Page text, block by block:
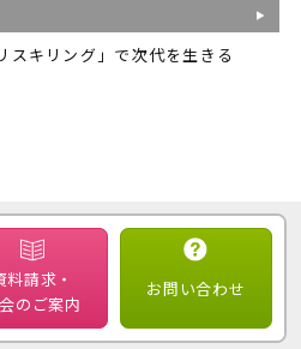
スキリング」で次代を生きる
料請求・
のご案内
お問い合わせ